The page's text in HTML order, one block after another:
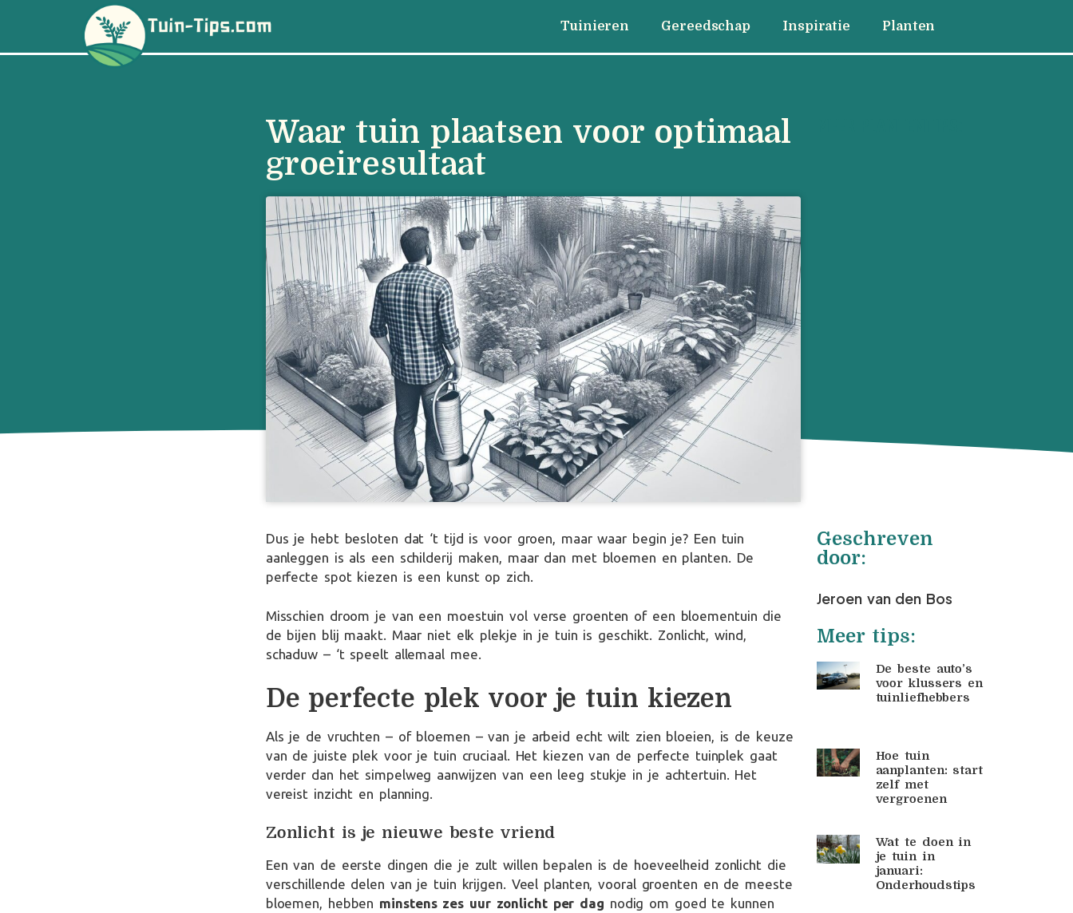
Tuinieren Gereedschap Inspiratie Planten
Waar tuin plaatsen voor optimaal
groeiresultaat
Dus je hebt besloten dat ‘t tijd is voor groen, maar waar begin je? Een tuin
aanleggen is als een schilderij maken, maar dan met bloemen en planten. De
perfecte spot kiezen is een kunst op zich.
Misschien droom je van een moestuin vol verse groenten of een bloementuin die
de bijen blij maakt. Maar niet elk plekje in je tuin is geschikt. Zonlicht, wind,
schaduw – ‘t speelt allemaal mee.
De perfecte plek voor je tuin kiezen
Als je de vruchten – of bloemen – van je arbeid echt wilt zien bloeien, is de keuze
van de juiste plek voor je tuin cruciaal. Het kiezen van de perfecte tuinplek gaat
verder dan het simpelweg aanwijzen van een leeg stukje in je achtertuin. Het
vereist inzicht en planning.
Zonlicht is je nieuwe beste vriend
Een van de eerste dingen die je zult willen bepalen is de hoeveelheid zonlicht die
verschillende delen van je tuin krijgen. Veel planten, vooral groenten en de meeste
bloemen, hebben minstens zes uur zonlicht per dag nodig om goed te kunnen
Geschreven
door:
Jeroen van den Bos
Meer tips:
De beste auto’s
voor klussers en
tuinliefhebbers
Hoe tuin
aanplanten: start
zelf met
vergroenen
Wat te doen in
je tuin in
januari:
Onderhoudstips